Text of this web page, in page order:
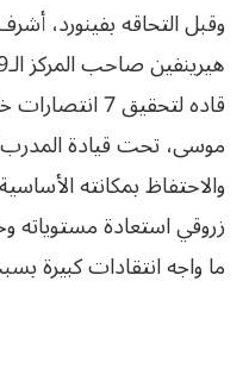
وقبل التحاقه بفينورد،
موسى، تحت قيادة
والاحتفاظ بمكانته
زروقي استعادة
ما واجه انتقادات كبيرة